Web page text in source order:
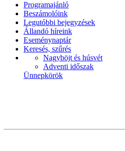
Programajánló
Beszámolóink
Legutóbbi bejegyzések
Állandó híreink
Eseménynaptár
Keresés, szűrés
Nagyböjt és húsvét
Adventi időszak
Ünnepkörök